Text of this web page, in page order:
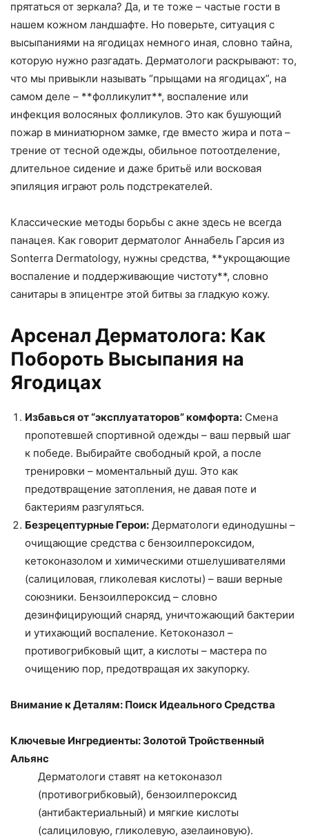
прятаться от зеркала? Да, и те тоже – частые гости в
нашем кожном ландшафте. Но поверьте, ситуация с
высыпаниями на ягодицах немного иная, словно тайна,
которую нужно разгадать. Дерматологи раскрывают: то,
что мы привыкли называть “прыщами на ягодицах”, на
самом деле – **фолликулит**, воспаление или
инфекция волосяных фолликулов. Это как бушующий
пожар в миниатюрном замке, где вместо жира и пота –
трение от тесной одежды, обильное потоотделение,
длительное сидение и даже бритьё или восковая
эпиляция играют роль подстрекателей.
Классические методы борьбы с акне здесь не всегда
панацея. Как говорит дерматолог Аннабель Гарсия из
Sonterra Dermatology, нужны средства, **укрощающие
воспаление и поддерживающие чистоту**, словно
санитары в эпицентре этой битвы за гладкую кожу.
Арсенал Дерматолога: Как
Побороть Высыпания на
Ягодицах
Избавься от “эксплуататоров” комфорта: Смена
пропотевшей спортивной одежды – ваш первый шаг
к победе. Выбирайте свободный крой, а после
тренировки – моментальный душ. Это как
предотвращение затопления, не давая поте и
бактериям разгуляться.
Безрецептурные Герои: Дерматологи единодушны –
очищающие средства с бензоилпероксидом,
кетоконазолом и химическими отшелушивателями
(салициловая, гликолевая кислоты) – ваши верные
союзники. Бензоилпероксид – словно
дезинфицирующий снаряд, уничтожающий бактерии
и утихающий воспаление. Кетоконазол –
противогрибковый щит, а кислоты – мастера по
очищению пор, предотвращая их закупорку.
Внимание к Деталям: Поиск Идеального Средства
Ключевые Ингредиенты: Золотой Тройственный
Альянс
Дерматологи ставят на кетоконазол
(противогрибковый), бензоилпероксид
(антибактериальный) и мягкие кислоты
(салициловую, гликолевую, азелаиновую).